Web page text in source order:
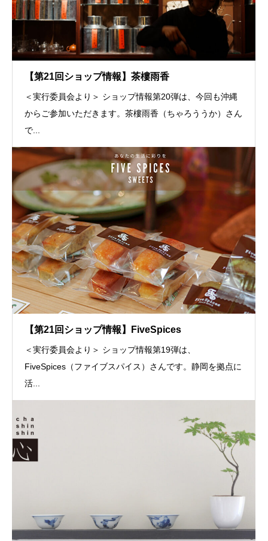
【第21回ショップ情報】茶樓雨香
＜実行委員会より＞ ショップ情報第20弾は、今回も沖縄
からご参加いただきます。茶樓雨香（ちゃろううか）さん
で...
【第21回ショップ情報】FiveSpices
＜実行委員会より＞ ショップ情報第19弾は、
FiveSpices（ファイブスパイス）さんです。静岡を拠点に
活...